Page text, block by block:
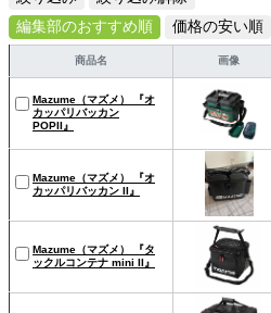
編集部のおすすめ順
価格の安い順
商品名 画像
Mazume（マズメ） 『オ
カッパリバッカン
POPII』
Mazume（マズメ） 『オ
カッパリバッカン II』
Mazume（マズメ） 『タ
ックルコンテナ mini II』